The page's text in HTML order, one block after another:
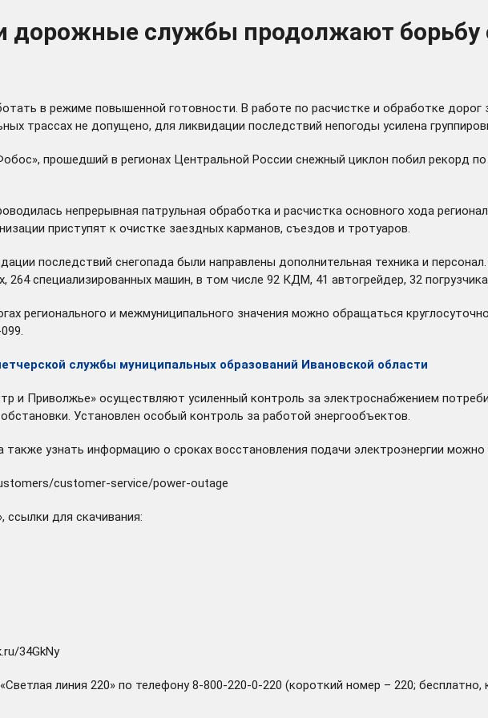
дорожные службы продолжают
в режиме повышенной готовности. В работе по расчистке и обработке дорог
трассах не допущено, для ликвидации последствий непогоды усилена
прошедший в регионах Центральной России снежный циклон побил рекорд по
непрерывная патрульная обработка и расчистка основного хода
приступят к очистке заездных карманов, съездов и тротуаров.
последствий снегопада были направлены дополнительная техника и
специализированных машин, в том числе 92 КДМ, 41 автогрейдер, 32
регионального и межмуниципального значения можно обращаться
службы муниципальных образований Ивановской области
и Приволжье» осуществляют усиленный контроль за электроснабжением
Установлен особый контроль за работой энергообъектов.
узнать информацию о сроках восстановления подачи электроэнергии можно
customer-service/power-outage
ссылки для скачивания:
34GkNy
линия 220» по телефону 8-800-220-0-220 (короткий номер – 220; бесплатно,